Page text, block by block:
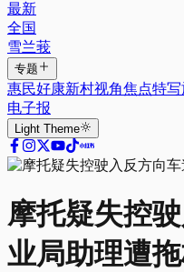
最新
全国
雪兰莪
专题
惠民好康新村视角焦点特写
电子报
Light Theme
摩托疑失控
业局助理遭